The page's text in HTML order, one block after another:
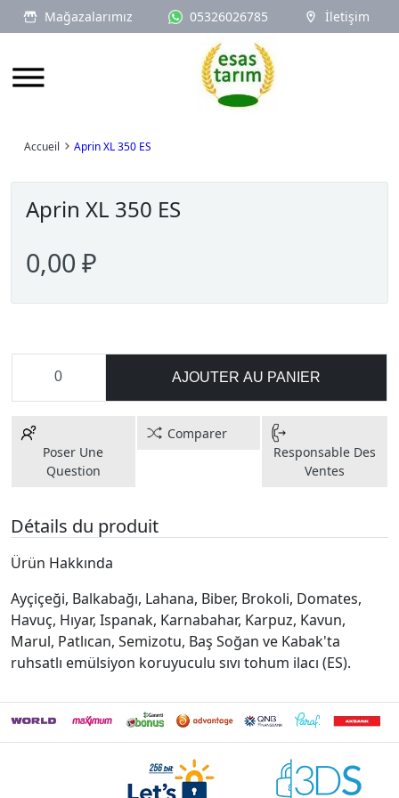
Mağazalarımız 05326026785 İletişim
Logo
Accueil Aprin XL 350 ES
Aprin XL 350 ES
0,00 ₽
AJOUTER AU PANIER
Poser Une
Question
Comparer
Responsable Des
Ventes
Détails du produit
Ürün Hakkında
Ayçiçeği, Balkabağı, Lahana, Biber, Brokoli, Domates,
Havuç, Hıyar, Ispanak, Karnabahar, Karpuz, Kavun,
Marul, Patlıcan, Semizotu, Baş Soğan ve Kabak'ta
ruhsatlı emülsiyon koruyuculu sıvı tohum ilacı (ES).